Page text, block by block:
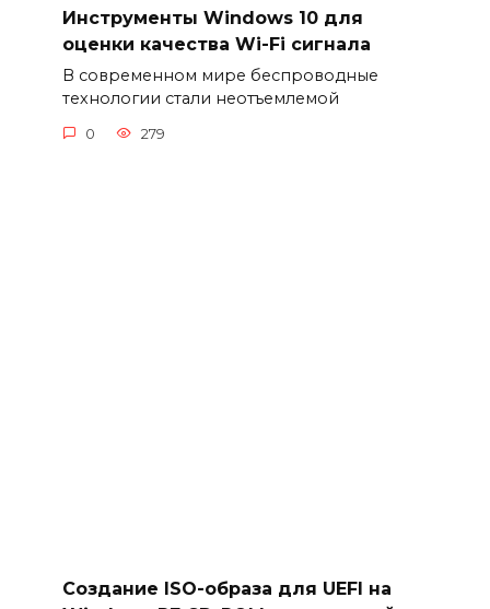
Инструменты Windows 10 для
оценки качества Wi-Fi сигнала
В современном мире беспроводные
технологии стали неотъемлемой
0 279
Создание ISO-образа для UEFI на